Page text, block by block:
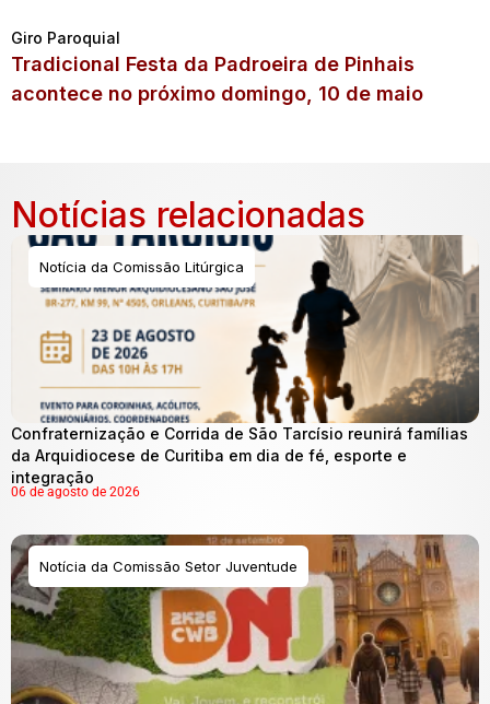
Giro Paroquial
Tradicional Festa da Padroeira de Pinhais
acontece no próximo domingo, 10 de maio
Notícias relacionadas
Notícia da Comissão Litúrgica
Confraternização e Corrida de São Tarcísio reunirá famílias
da Arquidiocese de Curitiba em dia de fé, esporte e
integração
06 de agosto de 2026
Notícia da Comissão Setor Juventude